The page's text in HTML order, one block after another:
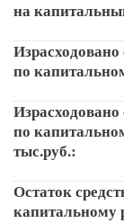
на
по
по
тыс.руб.:
Остаток
капитальному